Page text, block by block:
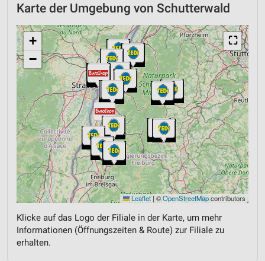
Karte der Umgebung von Schutterwald
⛶
+
−
Leaflet | ©OpenStreetMapcontributors
Klicke auf das Logo der Filiale in der Karte, um mehr
Informationen (Öffnungszeiten & Route) zur Filiale zu
erhalten.